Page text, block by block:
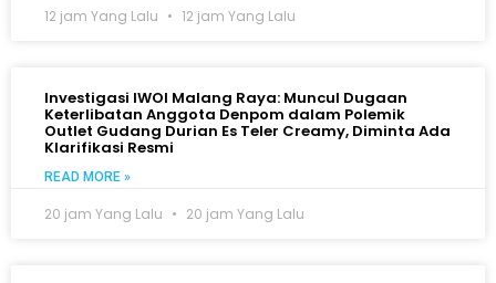
12 jam Yang Lalu 12 jam Yang Lalu
Investigasi IWOI Malang Raya: Muncul Dugaan
Keterlibatan Anggota Denpom dalam Polemik
Outlet Gudang Durian Es Teler Creamy, Diminta Ada
Klarifikasi Resmi
READ MORE »
20 jam Yang Lalu 20 jam Yang Lalu